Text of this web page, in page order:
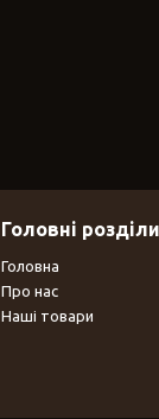
Головні розділи
Головна
Про нас
Наші товари